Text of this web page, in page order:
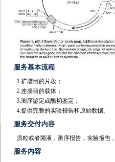
服务基本流程
1.扩增目的片段；
2.连接目的载体；
3.测序鉴定或酶切鉴定；
4.提供完整的实验报告和原始数据。
服务交付内容
质粒或者菌液，测序报告，实验报告 。
服务内容